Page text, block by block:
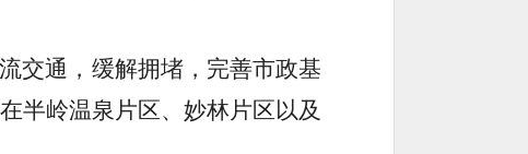
交通，缓解拥堵，完善市政基
半岭温泉片区、妙林片区以及